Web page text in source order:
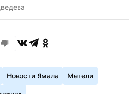
Новости Ямала Метели